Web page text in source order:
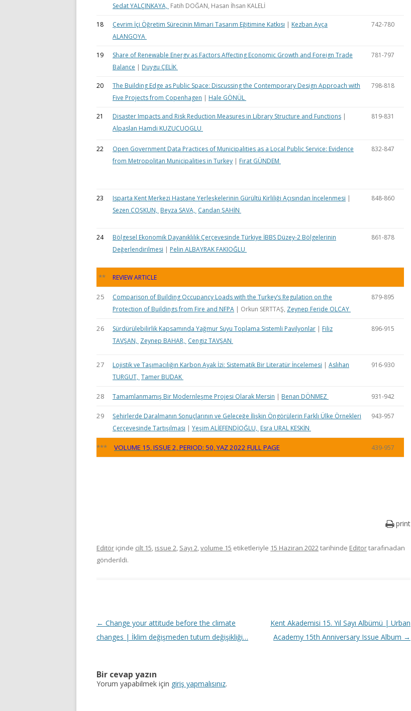
Sedat YALÇINKAYA, Fatih DOĞAN, Hasan İhsan KALELİ
18 Çevrim İçi Öğretim Sürecinin Mimari Tasarım Eğitimine Katkısı | Kezban Ayça
ALANGOYA
742-780
19
Share of Renewable Energy as Factors Affecting Economic Growth and Foreign Trade
Balance | Duygu ÇELİK
781-797
20
The Building Edge as Public Space: Discussing the Contemporary Design Approach with
Five Projects from Copenhagen | Hale GÖNÜL
798-818
21 Disaster Impacts and Risk Reduction Measures in Library Structure and Functions |
Alpaslan Hamdi KUZUCUOGLU
819-831
22
Open Government Data Practices of Municipalities as a Local Public Service: Evidence
from Metropolitan Municipalities in Turkey | Fırat GÜNDEM
832-847
23 Isparta Kent Merkezi Hastane Yerleşkelerinin Gürültü Kirliliği Açısından İncelenmesi |
Sezen COŞKUN, Beyza SAVA, Candan ŞAHİN
848-860
24
Bölgesel Ekonomik Dayanıklılık Çerçevesinde Türkiye İBBS Düzey-2 Bölgelerinin
Değerlendirilmesi | Pelin ALBAYRAK FAKIOĞLU
861-878
** REVIEW ARTICLE
25
Comparison of Building Occupancy Loads with the Turkey’s Regulation on the
Protection of Buildings from Fire and NFPA | Orkun SERTTAŞ, Zeynep Feride OLCAY
879-895
26 Sürdürülebilirlik Kapsamında Yağmur Suyu Toplama Sistemli Pavilyonlar | Filiz
TAVŞAN, Zeynep BAHAR, Cengiz TAVŞAN
896-915
27 Lojistik ve Taşımacılığın Karbon Ayak İzi: Sistematik Bir Literatür İncelemesi | Aslıhan
TURGUT, Tamer BUDAK
916-930
28 Tamamlanmamış Bir Modernleşme Projesi Olarak Mersin | Benan DÖNMEZ 931-942
29
Şehirlerde Daralmanın Sonuçlarının ve Geleceğe İlişkin Öngörülerin Farklı Ülke Örnekleri
Çerçevesinde Tartışılması | Yeşim ALİEFENDİOĞLU, Esra URAL KESKİN
943-957
*** VOLUME 15, ISSUE 2, PERIOD: 50, YAZ 2022 FULL PAGE 439-957
print
Editör içinde cilt 15, ıssue 2, Sayı 2,volume 15 etiketleriyle 15 Haziran 2022tarihinde Editortarafınadan
gönderildi.
Y
a
d
← Change your attitude before the climate
changes | İklim değişmeden tutum değişikliği…
Kent Akademisi 15. Yıl Sayı Albümü | Urban
Academy 15th Anniversary Issue Album →
Bir cevap yazın
Yorum yapabilmek için giriş yapmalısınız.